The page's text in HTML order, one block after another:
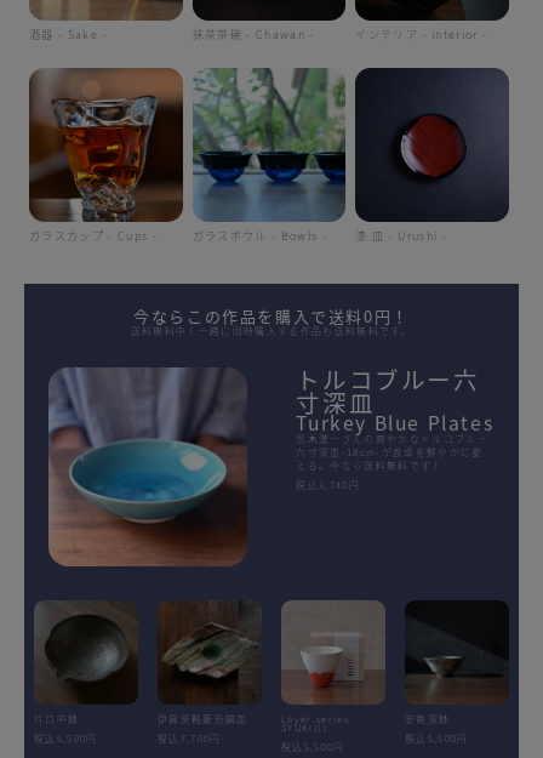
酒器 - Sake - 抹茶茶碗 - Chawan - インテリア - interior -
ガラスカップ - Cups - ガラスボウル - Bowls - 漆 皿 - Urushi -
今ならこの作品を購入で送料0円！
送料無料中！一緒に同時購入する作品も送料無料です。
トルコブルー六
寸深皿
Turkey Blue Plates
荒木漢一さんの爽やかなトルコブルー
六寸深皿-18cm-が食卓を鮮やかに変
える。今なら送料無料です！
税込3,740円
片口中鉢
税込5,500円
伊賀灰釉菱形鎬皿
税込7,700円
Layer.series
SYUKI(L)
税込5,500円
安南深鉢
税込5,500円